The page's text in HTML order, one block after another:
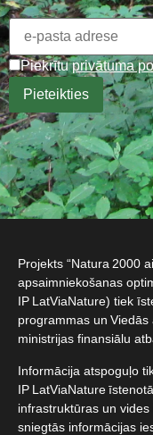
Piekrītuprivātuma
Projekts “Natura 2000
apsaimniekošanas
IP LatViaNature) tiek
programmas un
ministrijas finansiālu
Informācija atspoguļo
IP LatViaNature
infrastruktūras un
sniegtās informācijas